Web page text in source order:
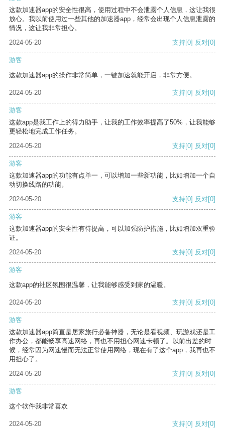
这款加速器app的安全性很高，使用过程中不会泄露个人信息，这让我很
放心。我以前使用过一些其他的加速器app，经常会出现个人信息泄露的
情况，这让我非常担心。
2024-05-20
支持[0] 反对[0]
游客
这款加速器app的操作非常简单，一键加速就能开启，非常方便。
2024-05-20 支持[0] 反对[0]
游客
这款app是我工作上的得力助手，让我的工作效率提高了50%，让我能够
更轻松地完成工作任务。
2024-05-20
支持[0] 反对[0]
游客
这款加速器app的功能有点单一，可以增加一些新功能，比如增加一个自
动切换线路的功能。
2024-05-20
支持[0] 反对[0]
游客
这款加速器app的安全性有待提高，可以加强防护措施，比如增加双重验
证。
2024-05-20
支持[0] 反对[0]
游客
这款app的社区氛围很温馨，让我能够感受到家的温暖。
2024-05-20 支持[0] 反对[0]
游客
这款加速器app简直是居家旅行必备神器，无论是看视频、玩游戏还是工
作办公，都能畅享高速网络，再也不用担心网速卡顿了。以前出差的时
候，经常因为网速慢而无法正常使用网络，现在有了这个app，我再也不
用担心了。
2024-05-20
支持[0] 反对[0]
游客
这个软件我非常喜欢
2024-05-20 支持[0] 反对[0]